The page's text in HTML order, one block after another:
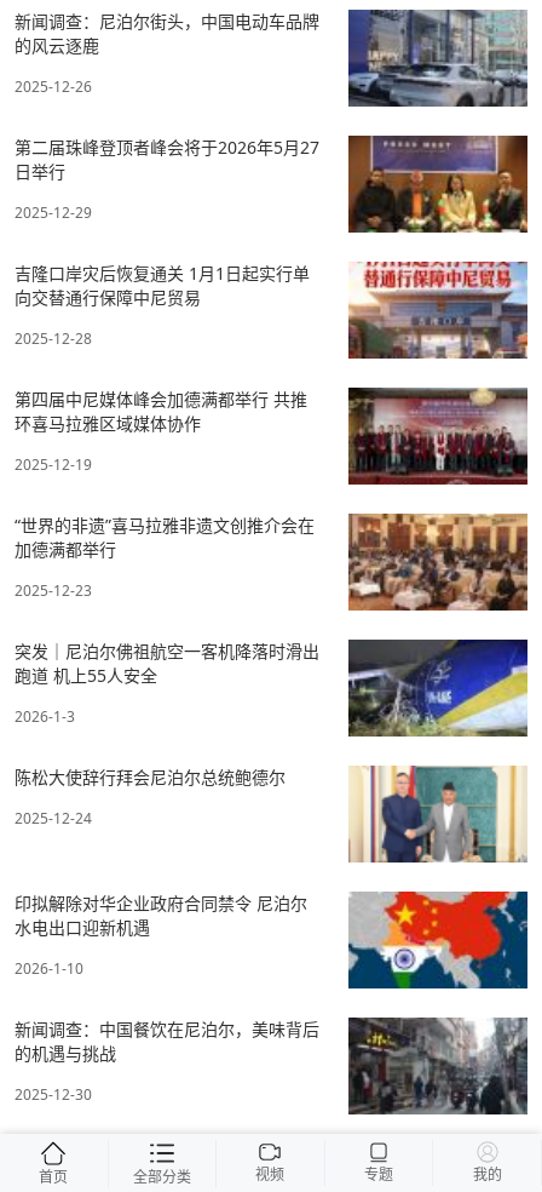
新闻调查：尼泊尔街头，中国电动车品牌
的风云逐鹿
2025-12-26
第二届珠峰登顶者峰会将于2026年5月27
日举行
2025-12-29
吉隆口岸灾后恢复通关 1月1日起实行单
向交替通行保障中尼贸易
2025-12-28
第四届中尼媒体峰会加德满都举行 共推
环喜马拉雅区域媒体协作
2025-12-19
“世界的非遗”喜马拉雅非遗文创推介会在
加德满都举行
2025-12-23
突发｜尼泊尔佛祖航空一客机降落时滑出
跑道 机上55人安全
2026-1-3
陈松大使辞行拜会尼泊尔总统鲍德尔
2025-12-24
印拟解除对华企业政府合同禁令 尼泊尔
水电出口迎新机遇
2026-1-10
新闻调查：中国餐饮在尼泊尔，美味背后
的机遇与挑战
2025-12-30
首页 全部分类 视频 专题 我的